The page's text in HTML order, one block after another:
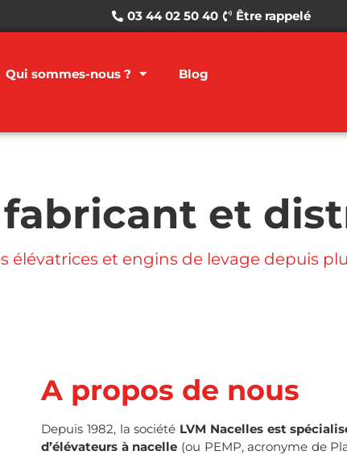
03 44 02 50 40 Être rappelé
Qui sommes-nous ? Blog
fabricant et
élévatrices et engins de levage depuis
A propos de nous
Depuis 1982, la société LVM Nacelles est
d’élévateurs à nacelle (ou PEMP, acronyme de